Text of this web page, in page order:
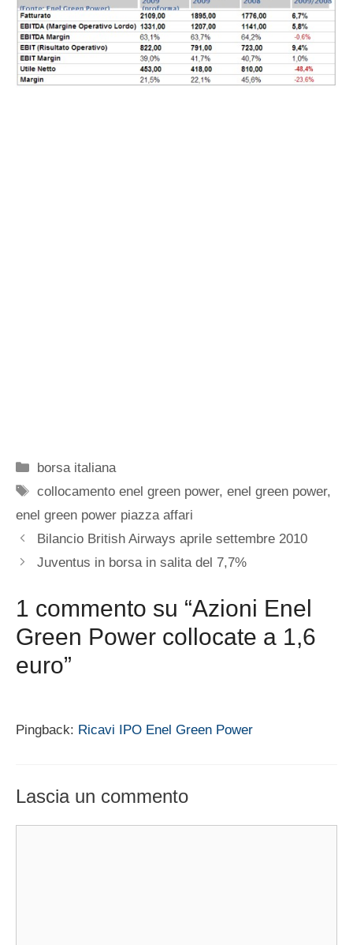
Categorie
borsa italiana
Tag
collocamento enel green power,enel green power,
enel green power piazza affari
Bilancio British Airways aprile settembre 2010
Juventus in borsa in salita del 7,7%
1 commento su “Azioni Enel
Green Power collocate a 1,6
euro”
Pingback: Ricavi IPO Enel Green Power
Lascia un commento